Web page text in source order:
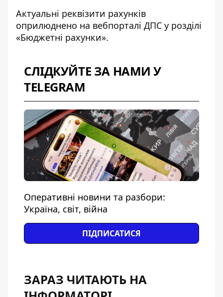
Актуальні реквізити рахунків
оприлюднено на вебпорталі ДПС у розділі
«Бюджетні рахунки».
СЛІДКУЙТЕ ЗА НАМИ У
TELEGRAM
Оперативні новини та разбори:
Україна, світ, війна
ПІДПИСАТИСЯ
ЗАРАЗ ЧИТАЮТЬ НА